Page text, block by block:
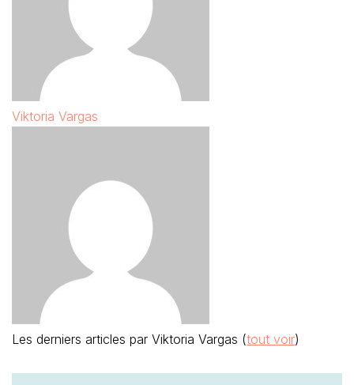
Viktoria Vargas
Les derniers articles par Viktoria Vargas (tout voir)